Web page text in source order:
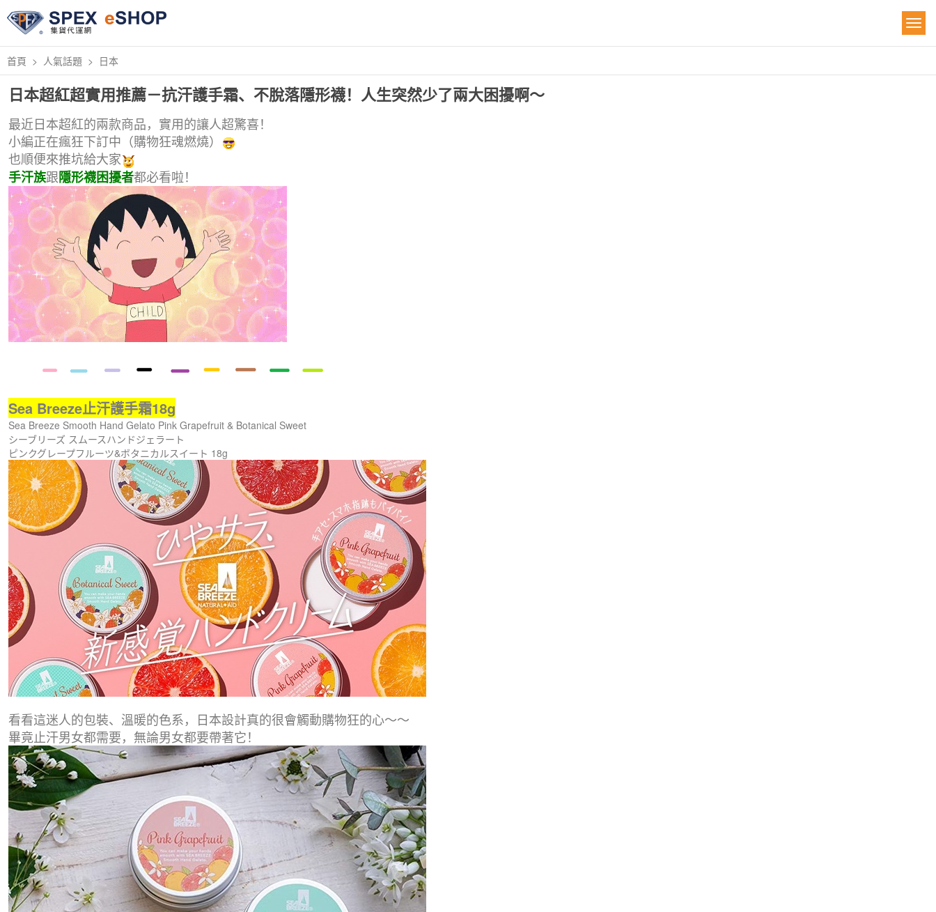
首頁 人氣話題 日本
日本超紅超實用推薦－抗汗護手霜、不脫落隱形襪！人生突然少了兩大困擾啊～
最近日本超紅的兩款商品，實用的讓人超驚喜！
小編正在瘋狂下訂中（購物狂魂燃燒）
也順便來推坑給大家
手汗族跟隱形襪困擾者都必看啦！
Sea Breeze止汗護手霜18g
Sea Breeze Smooth Hand Gelato Pink Grapefruit & Botanical Sweet
シーブリーズ スムースハンドジェラート
ピンクグレープフルーツ&ボタニカルスイート 18g
看看這迷人的包裝、溫暖的色系，日本設計真的很會觸動購物狂的心～～
畢竟止汗男女都需要，無論男女都要帶著它！